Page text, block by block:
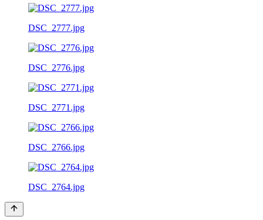
DSC_2777.jpg
DSC_2776.jpg
DSC_2771.jpg
DSC_2766.jpg
DSC_2764.jpg